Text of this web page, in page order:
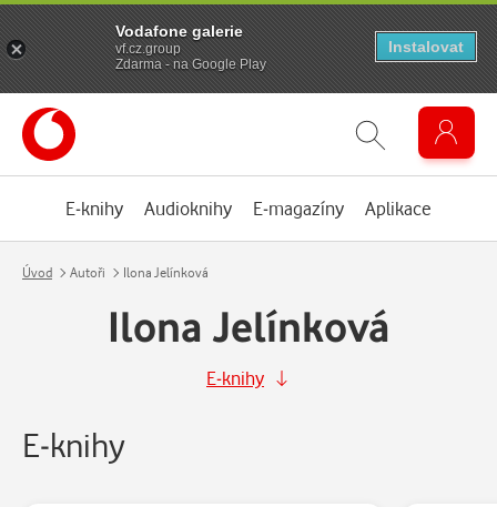
E-knihy Audioknihy E-magazíny Aplikace
Úvod Autoři Ilona Jelínková
Ilona Jelínková
E-knihy
E-knihy
Vodafone galerie
vf.cz.group
Zdarma - na Google Play
Instalovat